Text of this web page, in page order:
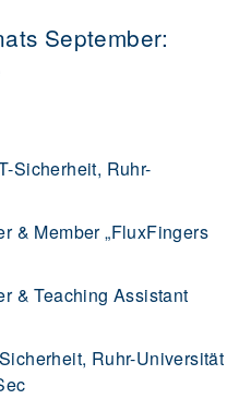
September:
Sicherheit, Ruhr-
& Member „FluxFingers
& Teaching Assistant
Ruhr-Universität